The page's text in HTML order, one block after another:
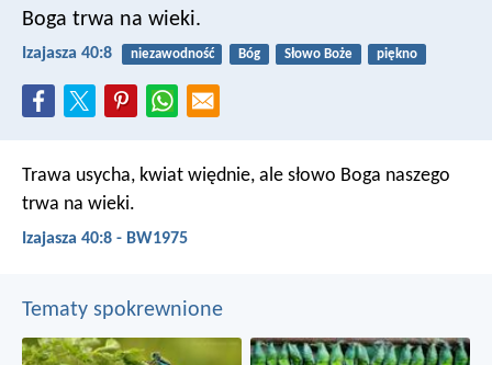
Boga trwa na wieki.
Izajasza 40:8 niezawodność Bóg Słowo Boże piękno
Trawa usycha, kwiat więdnie, ale słowo Boga naszego
trwa na wieki.
Izajasza 40:8 - BW1975
Tematy spokrewnione